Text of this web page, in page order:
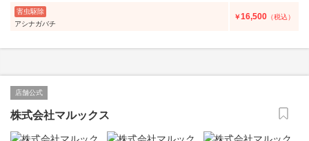
害虫駆除
アシナガバチ
￥16,500 （税込）
店舗公式
株式会社マルックス